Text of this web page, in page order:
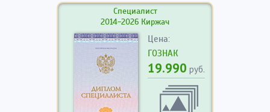
Специалист
2014-2026 Киржач
Цена:
ГОЗНАК
19.990 руб.